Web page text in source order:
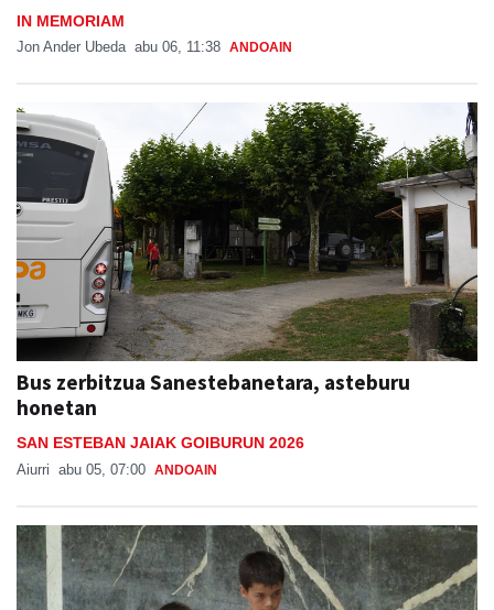
IN MEMORIAM
Jon Ander Ubeda abu 06, 11:38 ANDOAIN
Bus zerbitzua Sanestebanetara, asteburu
honetan
SAN ESTEBAN JAIAK GOIBURUN 2026
Aiurri abu 05, 07:00 ANDOAIN